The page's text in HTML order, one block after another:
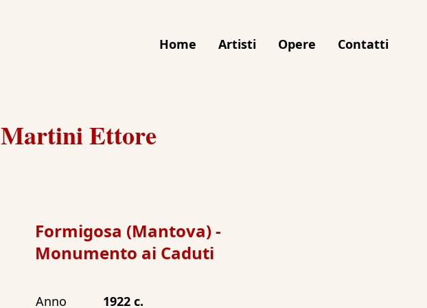
Home Artisti Opere Contatti
Martini Ettore
Formigosa (Mantova) -
Monumento ai Caduti
Anno 1922 c.